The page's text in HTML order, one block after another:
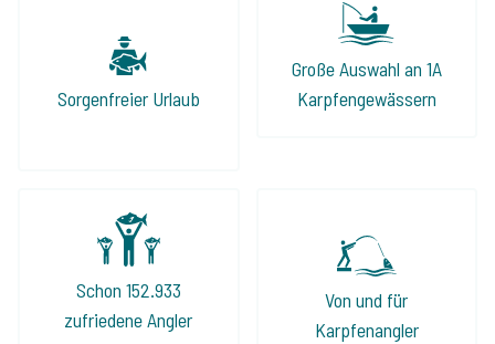
halten, was sie laut Internetseite
versprechen. Wenn Ihr also auf der Suche
nach einem perfekten Angelurlaub seid, ist
Sorgenfreier Urlaub
Große Auswahl an 1A
Karpfengewässern
Schon 152.933
zufriedene Angler
Von und für
Karpfenangler